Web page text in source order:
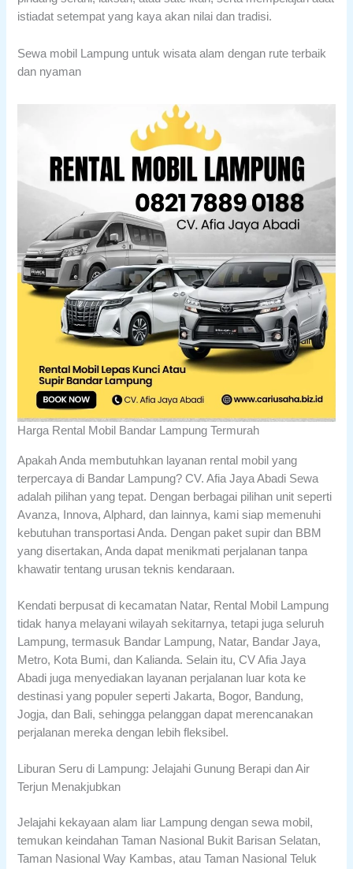
istiadat setempat yang kaya akan nilai dan tradisi.
Sewa mobil Lampung untuk wisata alam dengan rute terbaik
dan nyaman
Harga Rental Mobil Bandar Lampung Termurah
Apakah Anda membutuhkan layanan rental mobil yang
terpercaya di Bandar Lampung? CV. Afia Jaya Abadi Sewa
adalah pilihan yang tepat. Dengan berbagai pilihan unit seperti
Avanza, Innova, Alphard, dan lainnya, kami siap memenuhi
kebutuhan transportasi Anda. Dengan paket supir dan BBM
yang disertakan, Anda dapat menikmati perjalanan tanpa
khawatir tentang urusan teknis kendaraan.
Kendati berpusat di kecamatan Natar, Rental Mobil Lampung
tidak hanya melayani wilayah sekitarnya, tetapi juga seluruh
Lampung, termasuk Bandar Lampung, Natar, Bandar Jaya,
Metro, Kota Bumi, dan Kalianda. Selain itu, CV Afia Jaya
Abadi juga menyediakan layanan perjalanan luar kota ke
destinasi yang populer seperti Jakarta, Bogor, Bandung,
Jogja, dan Bali, sehingga pelanggan dapat merencanakan
perjalanan mereka dengan lebih fleksibel.
Liburan Seru di Lampung: Jelajahi Gunung Berapi dan Air
Terjun Menakjubkan
Jelajahi kekayaan alam liar Lampung dengan sewa mobil,
temukan keindahan Taman Nasional Bukit Barisan Selatan,
Taman Nasional Way Kambas, atau Taman Nasional Teluk